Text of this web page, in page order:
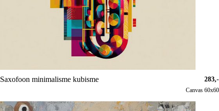
Saxofoon minimalisme kubisme 283,-
Canvas 60x60